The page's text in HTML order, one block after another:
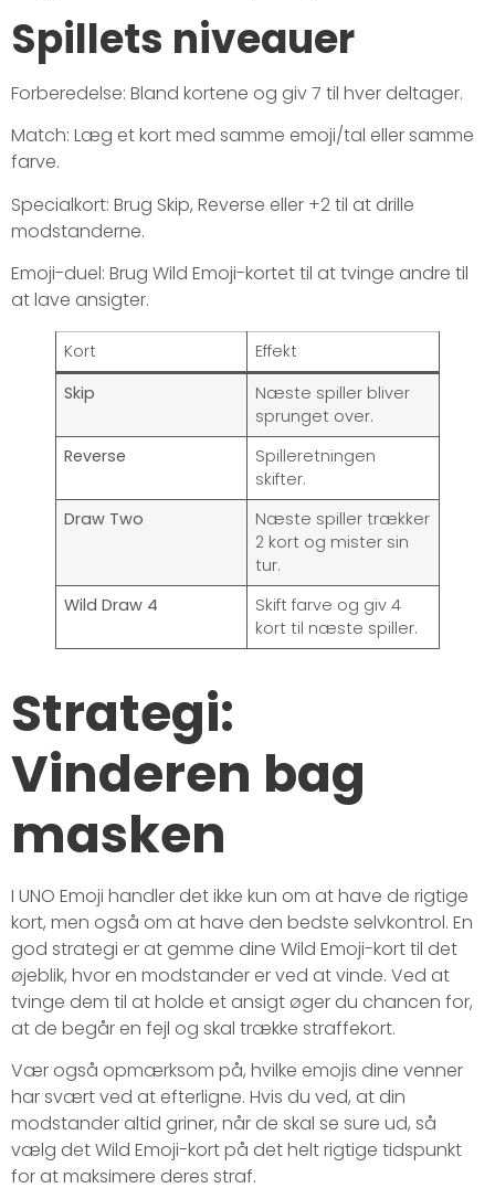
Spillets niveauer
Forberedelse: Bland kortene og giv 7 til hver deltager.
Match: Læg et kort med samme emoji/tal eller samme
farve.
Specialkort: Brug Skip, Reverse eller +2 til at drille
modstanderne.
Emoji-duel: Brug Wild Emoji-kortet til at tvinge andre til
at lave ansigter.
Kort
Effekt
Skip
Næste spiller bliver
sprunget over.
Reverse
Spilleretningen
skifter.
Draw Two
Næste spiller trækker
2 kort og mister sin
tur.
Wild Draw 4
Skift farve og giv 4
kort til næste spiller.
Strategi:
Vinderen bag
masken
I UNO Emoji handler det ikke kun om at have de rigtige
kort, men også om at have den bedste selvkontrol. En
god strategi er at gemme dine Wild Emoji-kort til det
øjeblik, hvor en modstander er ved at vinde. Ved at
tvinge dem til at holde et ansigt øger du chancen for,
at de begår en fejl og skal trække straffekort.
Vær også opmærksom på, hvilke emojis dine venner
har svært ved at efterligne. Hvis du ved, at din
modstander altid griner, når de skal se sure ud, så
vælg det Wild Emoji-kort på det helt rigtige tidspunkt
for at maksimere deres straf.